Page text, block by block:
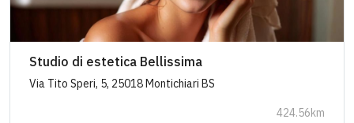
Studio di estetica Bellissima
Via Tito Speri, 5, 25018 Montichiari BS
424.56km